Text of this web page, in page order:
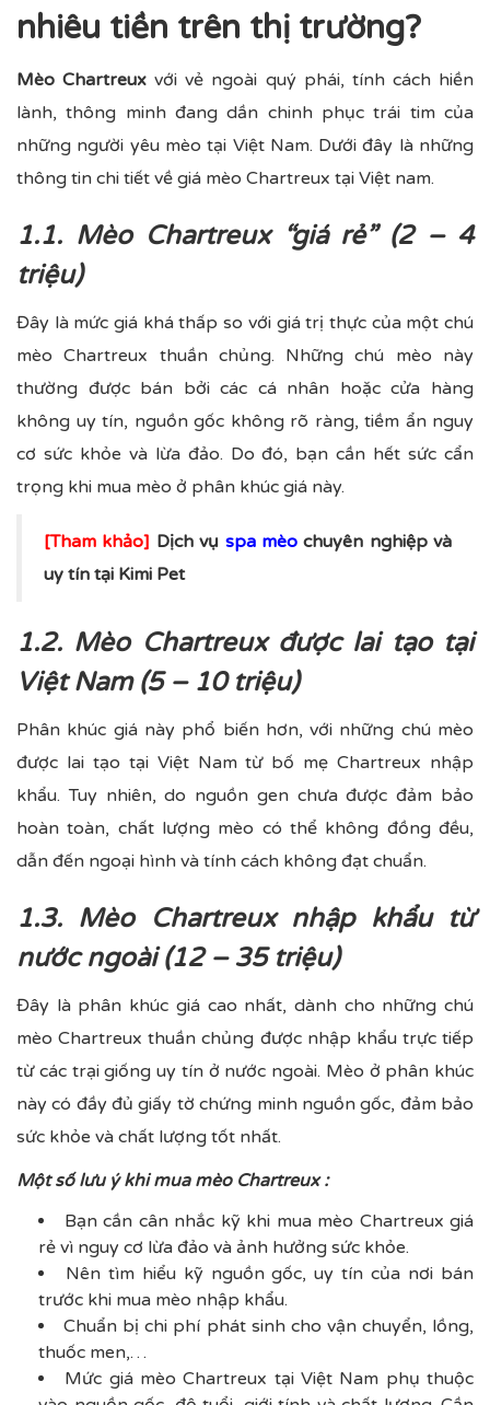
nhiêu tiền trên thị trường?
Mèo Chartreux với vẻ ngoài quý phái, tính cách hiền
lành, thông minh đang dần chinh phục trái tim của
những người yêu mèo tại Việt Nam. Dưới đây là những
thông tin chi tiết về giá mèo Chartreux tại Việt nam.
1.1. Mèo Chartreux “giá rẻ” (2 – 4
triệu)
Đây là mức giá khá thấp so với giá trị thực của một chú
mèo Chartreux thuần chủng. Những chú mèo này
thường được bán bởi các cá nhân hoặc cửa hàng
không uy tín, nguồn gốc không rõ ràng, tiềm ẩn nguy
cơ sức khỏe và lừa đảo. Do đó, bạn cần hết sức cẩn
trọng khi mua mèo ở phân khúc giá này.
[Tham khảo] Dịch vụ spa mèochuyên nghiệp và
uy tín tại Kimi Pet
1.2. Mèo Chartreux được lai tạo tại
Việt Nam (5 – 10 triệu)
Phân khúc giá này phổ biến hơn, với những chú mèo
được lai tạo tại Việt Nam từ bố mẹ Chartreux nhập
khẩu. Tuy nhiên, do nguồn gen chưa được đảm bảo
hoàn toàn, chất lượng mèo có thể không đồng đều,
dẫn đến ngoại hình và tính cách không đạt chuẩn.
1.3. Mèo Chartreux nhập khẩu từ
nước ngoài (12 – 35 triệu)
Đây là phân khúc giá cao nhất, dành cho những chú
mèo Chartreux thuần chủng được nhập khẩu trực tiếp
từ các trại giống uy tín ở nước ngoài. Mèo ở phân khúc
này có đầy đủ giấy tờ chứng minh nguồn gốc, đảm bảo
sức khỏe và chất lượng tốt nhất.
Một số lưu ý khi mua mèo Chartreux :
Bạn cần cân nhắc kỹ khi mua mèo Chartreux giá
rẻ vì nguy cơ lừa đảo và ảnh hưởng sức khỏe.
Nên tìm hiểu kỹ nguồn gốc, uy tín của nơi bán
trước khi mua mèo nhập khẩu.
Chuẩn bị chi phí phát sinh cho vận chuyển, lồng,
thuốc men,…
Mức giá mèo Chartreux tại Việt Nam phụ thuộc